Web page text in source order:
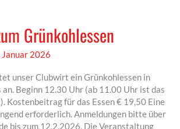
Grünkohlessen
Januar 2026
unser Clubwirt ein Grünkohlessen in
an. Beginn 12.30 Uhr (ab 11.00 Uhr ist das
Kostenbeitrag für das Essen € 19,50 Eine
erforderlich. Anmeldungen bitte über
bis zum 12.2.2026. Die Veranstaltung